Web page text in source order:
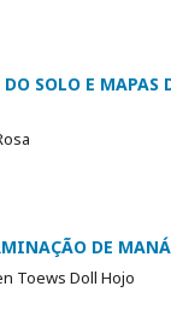
SOLO E MAPAS
DE
Toews Doll Hojo